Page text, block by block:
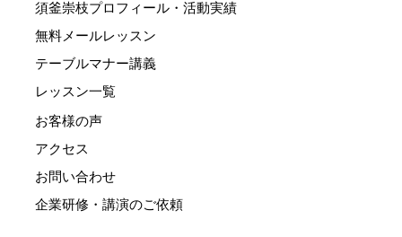
須釜崇枝プロフィール・活動実績
無料メールレッスン
テーブルマナー講義
レッスン一覧
お客様の声
アクセス
お問い合わせ
企業研修・講演のご依頼